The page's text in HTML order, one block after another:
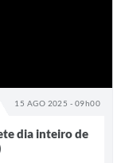
15 AGO 2025 - 09h00
dia inteiro de